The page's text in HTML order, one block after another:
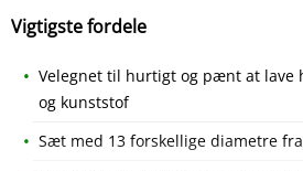
Vigtigste fordele
Velegnet til hurtigt og pænt at
og kunststof
Sæt med 13 forskellige diametre